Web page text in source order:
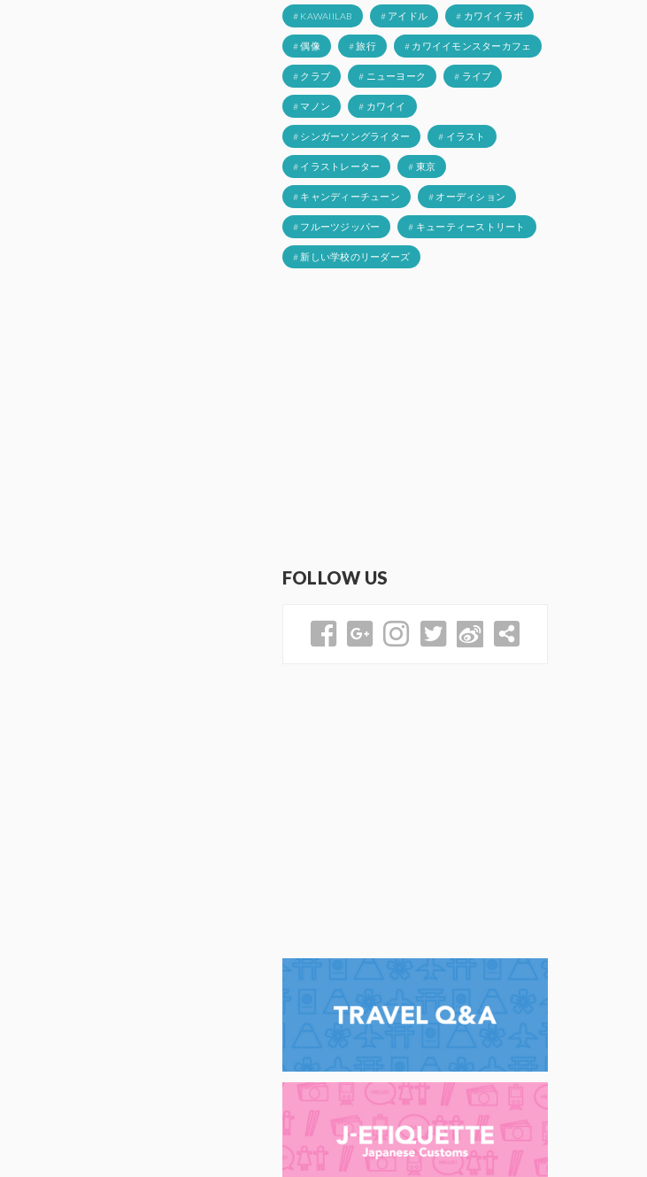
# KAWAIILAB # アイドル # カワイイラボ
# 偶像 # 旅行 # カワイイモンスターカフェ
# クラブ # ニューヨーク # ライブ
# マノン # カワイイ
# シンガーソングライター # イラスト
# イラストレーター # 東京
# キャンディーチューン # オーディション
# フルーツジッパー # キューティーストリート
# 新しい学校のリーダーズ
FOLLOW US